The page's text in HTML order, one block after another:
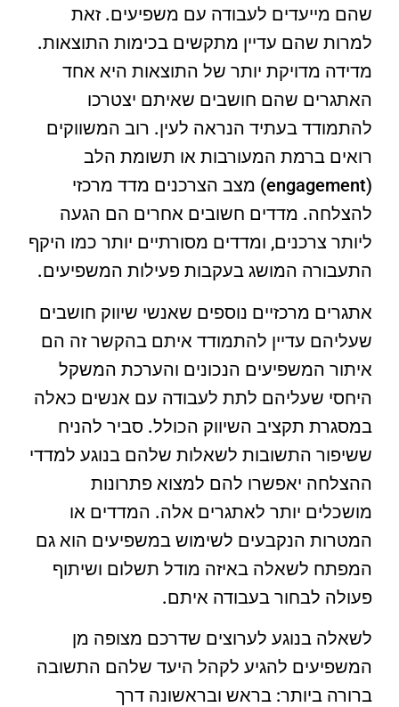
שהם מייעדים לעבודה עם משפיעים. זאת
למרות שהם עדיין מתקשים בכימות התוצאות.
מדידה מדויקת יותר של התוצאות היא אחד
האתגרים שהם חושבים שאיתם יצטרכו
להתמודד בעתיד הנראה לעין. רוב המשווקים
רואים ברמת המעורבות או תשומת הלב
(engagement) מצב הצרכנים מדד מרכזי
להצלחה. מדדים חשובים אחרים הם הגעה
ליותר צרכנים, ומדדים מסורתיים יותר כמו היקף
התעבורה המושג בעקבות פעילות המשפיעים.
אתגרים מרכזיים נוספים שאנשי שיווק חושבים
שעליהם עדיין להתמודד איתם בהקשר זה הם
איתור המשפיעים הנכונים והערכת המשקל
היחסי שעליהם לתת לעבודה עם אנשים כאלה
במסגרת תקציב השיווק הכולל. סביר להניח
ששיפור התשובות לשאלות שלהם בנוגע למדדי
ההצלחה יאפשרו להם למצוא פתרונות
מושכלים יותר לאתגרים אלה. המדדים או
המטרות הנקבעים לשימוש במשפיעים הוא גם
המפתח לשאלה באיזה מודל תשלום ושיתוף
פעולה לבחור בעבודה איתם.
לשאלה בנוגע לערוצים שדרכם מצופה מן
המשפיעים להגיע לקהל היעד שלהם התשובה
ברורה ביותר: בראש ובראשונה דרך